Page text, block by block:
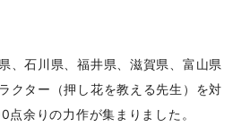
、石川県、福井県、滋賀県、富山県
クター（押し花を教える先生）を対
余りの力作が集まりました。